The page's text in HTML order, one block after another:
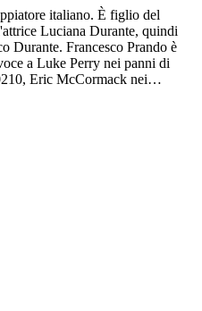
italiano. È figlio del
Luciana Durante, quindi
Durante. Francesco Prando è
a Luke Perry nei panni di
Eric McCormack nei…